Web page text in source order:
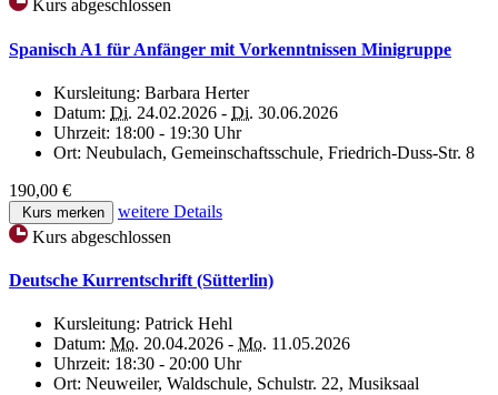
Kurs abgeschlossen
Spanisch A1 für Anfänger mit Vorkenntnissen Minigruppe
Kursleitung: Barbara Herter
Datum: Di. 24.02.2026 - Di. 30.06.2026
Uhrzeit: 18:00 - 19:30 Uhr
Ort: Neubulach, Gemeinschaftsschule, Friedrich-Duss-Str. 8
190,00 €
Kurs merken
weitere Details
Kurs abgeschlossen
Deutsche Kurrentschrift (Sütterlin)
Kursleitung: Patrick Hehl
Datum: Mo. 20.04.2026 - Mo. 11.05.2026
Uhrzeit: 18:30 - 20:00 Uhr
Ort: Neuweiler, Waldschule, Schulstr. 22, Musiksaal